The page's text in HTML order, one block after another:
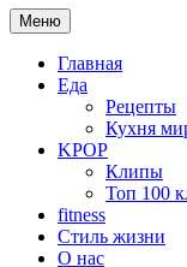
Меню
Главная
Еда
Рецепты
Кухня
KPOP
Клипы
Топ 100
fitness
Стиль жизни
О нас